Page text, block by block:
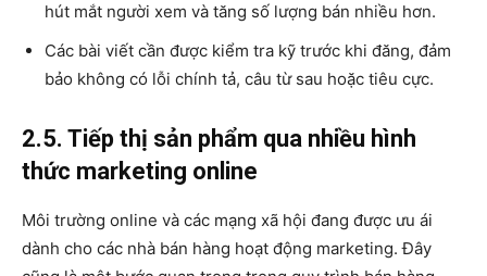
hút mắt người xem và tăng số lượng bán nhiều hơn.
Các bài viết cần được kiểm tra kỹ trước khi đăng, đảm
bảo không có lỗi chính tả, câu từ sau hoặc tiêu cực.
2.5. Tiếp thị sản phẩm qua nhiều hình
thức marketing online
Môi trường online và các mạng xã hội đang được ưu ái
dành cho các nhà bán hàng hoạt động marketing. Đây